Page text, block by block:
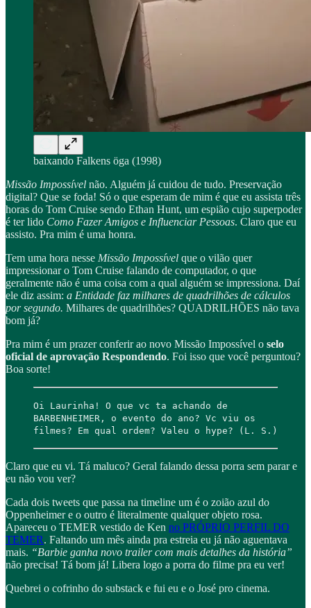
baixando Falkens öga (1998)
Missão Impossível não. Alguém já cuidou de tudo. Preservação
digital? Que se foda! Só o que esperam de mim é que eu assista três
horas do Tom Cruise sendo Ethan Hunt, um espião cujo superpoder
é ter lido Como Fazer Amigos e Influenciar Pessoas. Claro que eu
assisto. Pra mim é uma honra.
Tem uma hora nesse Missão Impossível que o vilão quer
impressionar o Tom Cruise falando de computador, o que
geralmente não é uma coisa com a qual alguém se impressiona. Daí
ele diz assim: a Entidade faz milhares de quadrilhões de cálculos
por segundo. Milhares de quadrilhões? QUADRILHÕES não tava
bom já?
Pra mim é um prazer conferir ao novo Missão Impossível o selo
oficial de aprovação Respondendo. Foi isso que você perguntou?
Boa sorte!
Oi Laurinha! O que vc ta achando de
BARBENHEIMER, o evento do ano? Vc viu os
filmes? Em qual ordem? Valeu o hype? (L. S.)
Claro que eu vi. Tá maluco? Geral falando dessa porra sem parar e
eu não vou ver?
Cada dois tweets que passa na timeline um é o zoião azul do
Oppenheimer e o outro é literalmente qualquer objeto rosa.
Apareceu o TEMER vestido de Ken no PRÓPRIO PERFIL DO
TEMER. Faltando um mês ainda pra estreia eu já não aguentava
mais. “Barbie ganha novo trailer com mais detalhes da história”
não precisa! Tá bom já! Libera logo a porra do filme pra eu ver!
Quebrei o cofrinho do substack e fui eu e o José pro cinema.